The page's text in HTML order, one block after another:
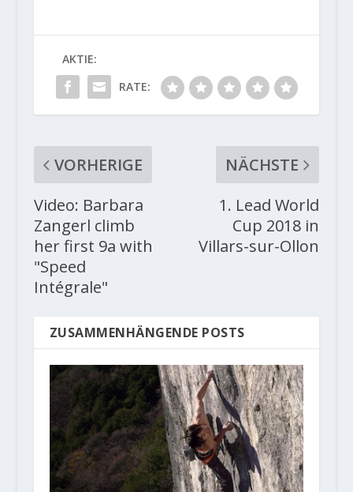
AKTIE:
RATE:
VORHERIGE
Video: Barbara
Zangerl climb
her first 9a with
"Speed
Intégrale"
NÄCHSTE
1. Lead World
Cup 2018 in
Villars-sur-Ollon
ZUSAMMENHÄNGENDE POSTS